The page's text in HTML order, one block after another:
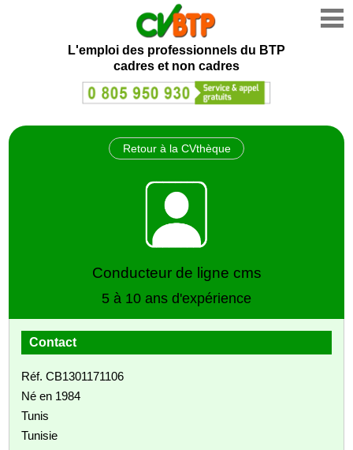
L'emploi des professionnels du BTP
cadres et non cadres
Retour à la CVthèque
Conducteur de ligne cms
5 à 10 ans d'expérience
Contact
Réf. CB1301171106
Né en 1984
Tunis
Tunisie